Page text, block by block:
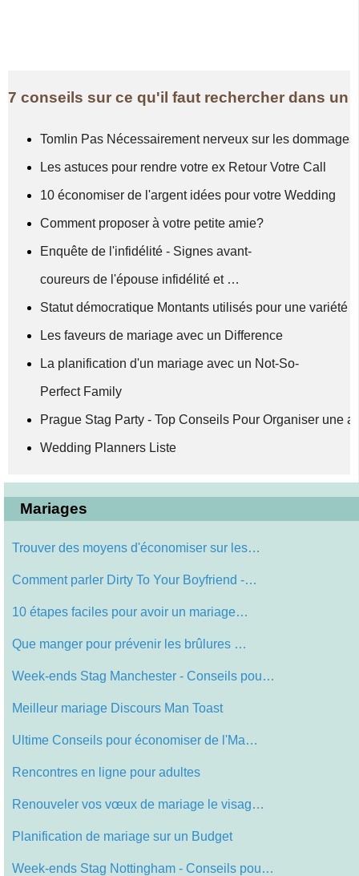
7 conseils sur ce qu'il faut rechercher dans un
Tomlin Pas Nécessairement nerveux sur les
Les astuces pour rendre votre ex Retour Votre Call
10 économiser de l'argent idées pour votre Wedding
Comment proposer à votre petite amie?
Enquête de l'infidélité - Signes avant-
coureurs de l'épouse infidélité et …
Statut démocratique Montants utilisés pour une variété
Les faveurs de mariage avec un Difference
La planification d'un mariage avec un Not-So-
Perfect Family
Prague Stag Party - Top Conseils Pour Organiser une
Wedding Planners Liste
Mariages
Trouver des moyens d'économiser sur les…
Comment parler Dirty To Your Boyfriend -…
10 étapes faciles pour avoir un mariage…
Que manger pour prévenir les brûlures …
Week-ends Stag Manchester - Conseils pou…
Meilleur mariage Discours Man Toast
Ultime Conseils pour économiser de l'Ma…
Rencontres en ligne pour adultes
Renouveler vos vœux de mariage le visag…
Planification de mariage sur un Budget
Week-ends Stag Nottingham - Conseils pou…